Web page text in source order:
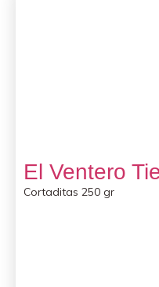
El Ventero
Cortaditas 250 gr